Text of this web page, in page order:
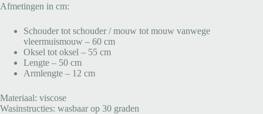
Afmetingen in cm:
Schouder tot schouder / mouw tot mouw vanwege
vleermuismouw – 60 cm
Oksel tot oksel – 55 cm
Lengte – 50 cm
Armlengte – 12 cm
Materiaal: viscose
Wasinstructies: wasbaar op 30 graden